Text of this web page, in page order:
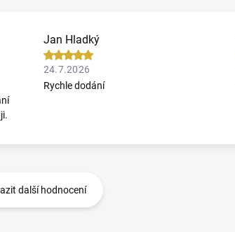
Jan Hladký
24.7.2026
Rychle dodání
další hodnocení